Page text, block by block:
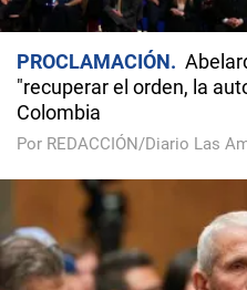
PROCLAMACIÓN
"recuperar el orden, la
Colombia
Por REDACCIÓN/Diario Las